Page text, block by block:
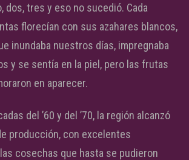
dos, tres y eso no sucedió. Cada
florecían con sus azahares blancos,
inundaba nuestros días, impregnaba
y se sentía en la piel, pero las frutas
en aparecer.
del ’60 y del ’70, la región alcanzó
producción, con excelentes
cosechas que hasta se pudieron